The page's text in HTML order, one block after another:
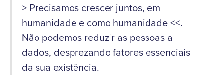
> Precisamos crescer juntos, em
humanidade e como humanidade <<.
Não podemos reduzir as pessoas a
dados, desprezando fatores essenciais
da sua existência.